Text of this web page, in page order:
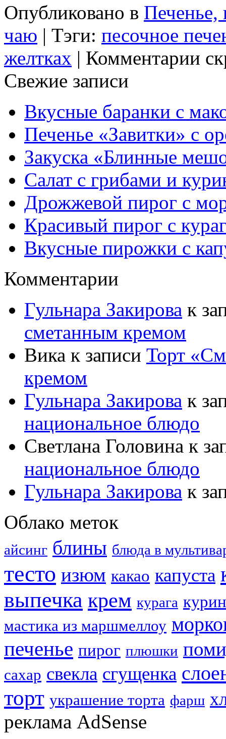
Опубликовано в Печенье,
чаю | Тэги: песочное
желтках | Комментарии
Свежие записи
Вкусные баранки с
Печенье «Завитки» с
Закуска «Блинные
Салат с грибами и
Дрожжевой пирог с
Красивый пирог с
Вкусные пирожки с
Комментарии
Гульнара Закирова к
сметанным кремом
Вика к записи Торт
кремом
Гульнара Закирова к
национальное блюдо
Светлана Головина к
национальное блюдо
Гульнара Закирова к
Облако меток
айсинг блины блюда в
тесто изюм какао капуста
выпечка крем курага
мастика из маршмеллоу
печенье пирог плюшки
сахар свекла сгущенка
торт украшение торта фарш
реклама AdSense